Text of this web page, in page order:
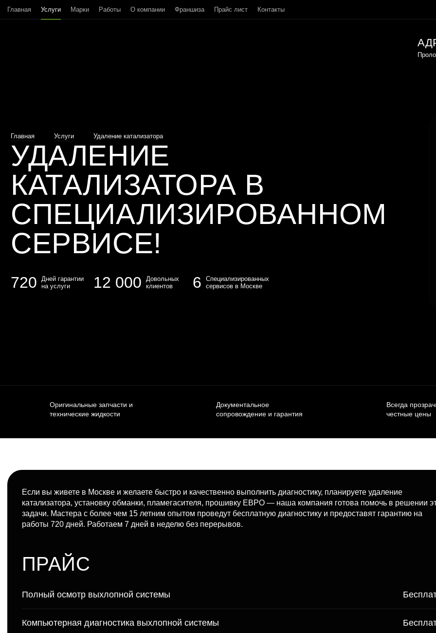
Главная Услуги Марки Работы О компании Франшиза Прайс лист Контакты
Главная Услуги Удаление катализатора
УДАЛЕНИЕ
КАТАЛИЗАТОРА В
СПЕЦИАЛИЗИРОВАННОМ
СЕРВИСЕ!
720
Дней гарантии
на услуги
12 000
Довольных
клиентов
6
Специализированных
сервисов в Москве
Оригинальные запчасти и
технические жидкости
Документальное
сопровождение и гарантия
Всегда
честные цены
Если вы живете в Москве и желаете быстро и качественно выполнить диагностику, планируете удаление
катализатора, установку обманки, пламегасителя, прошивку ЕВРО — наша компания готова помочь в решении
задачи. Мастера с более чем 15 летним опытом проведут бесплатную диагностику и предоставят гарантию на
работы 720 дней. Работаем 7 дней в неделю без перерывов.
ПРАЙС
Полный осмотр выхлопной системы
Компьютерная диагностика выхлопной системы